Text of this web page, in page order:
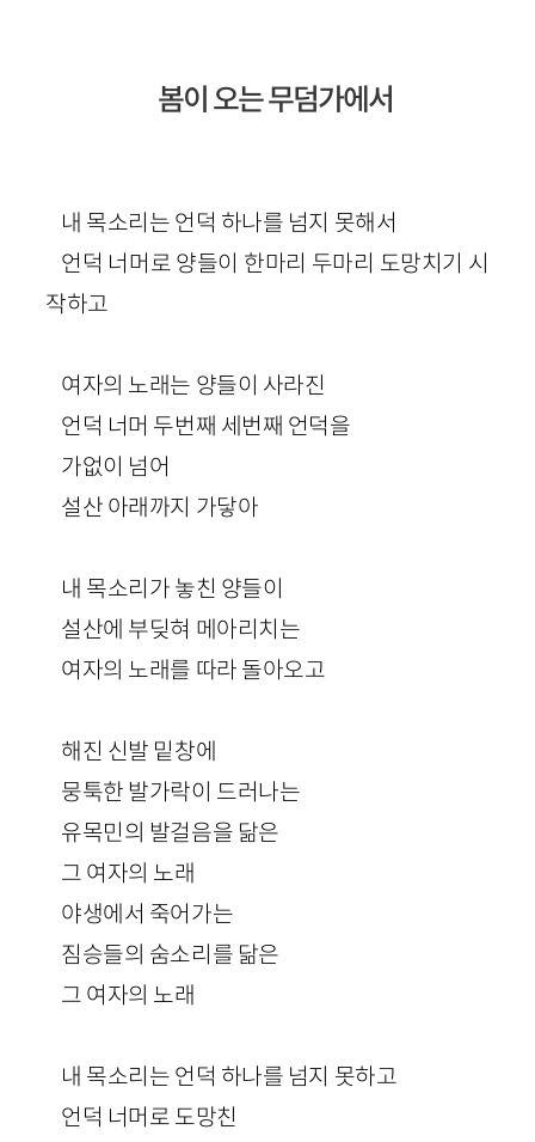
봄이 오는 무덤가에서
내 목소리는 언덕 하나를 넘지 못해서
언덕 너머로 양들이 한마리 두마리 도망치기 시
작하고
여자의 노래는 양들이 사라진
언덕 너머 두번째 세번째 언덕을
가없이 넘어
설산 아래까지 가닿아
내 목소리가 놓친 양들이
설산에 부딪혀 메아리치는
여자의 노래를 따라 돌아오고
해진 신발 밑창에
뭉툭한 발가락이 드러나는
유목민의 발걸음을 닮은
그 여자의 노래
야생에서 죽어가는
짐승들의 숨소리를 닮은
그 여자의 노래
내 목소리는 언덕 하나를 넘지 못하고
언덕 너머로 도망친